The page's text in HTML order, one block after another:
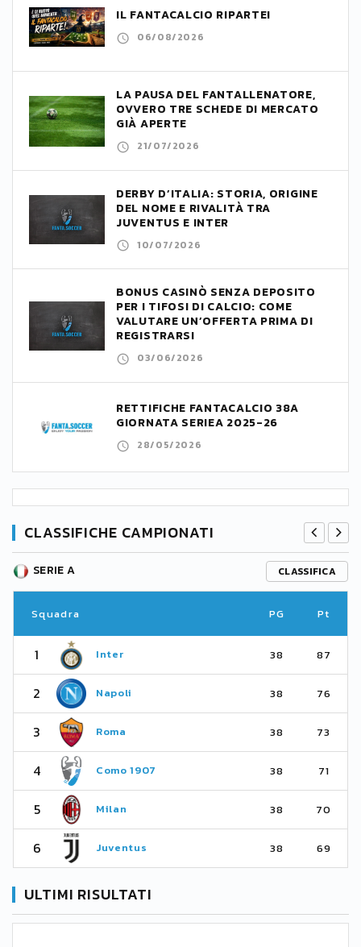
IL FANTACALCIO RIPARTE!
06/08/2026
LA PAUSA DEL FANTALLENATORE,
OVVERO TRE SCHEDE DI MERCATO
GIÀ APERTE
21/07/2026
DERBY D’ITALIA: STORIA, ORIGINE
DEL NOME E RIVALITÀ TRA
JUVENTUS E INTER
10/07/2026
BONUS CASINÒ SENZA DEPOSITO
PER I TIFOSI DI CALCIO: COME
VALUTARE UN’OFFERTA PRIMA DI
REGISTRARSI
03/06/2026
RETTIFICHE FANTACALCIO 38A
GIORNATA SERIEA 2025-26
28/05/2026
CLASSIFICHE CAMPIONATI
SERIE A CLASSIFICA
Squadra PG Pt
1 Inter 38 87
2 Napoli 38 76
3 Roma 38 73
4 Como 1907 38 71
5 Milan 38 70
6 Juventus 38 69
ULTIMI RISULTATI